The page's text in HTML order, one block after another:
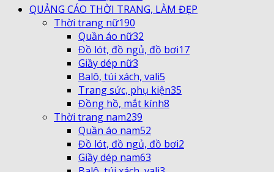
QUẢNG CÁO THỜI TRANG, LÀM ĐẸP
Thời trang nữ190
Quần áo nữ32
Đồ lót, đồ ngủ, đồ bơi17
Giầy dép nữ3
Balô, túi xách, vali5
Trang sức, phụ kiện35
Đồng hồ, mắt kính8
Thời trang nam239
Quần áo nam52
Đồ lót, đồ ngủ, đồ bơi2
Giầy dép nam63